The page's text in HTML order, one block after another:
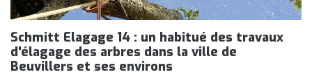
Schmitt Elagage 14 : un habitué des travaux
d'élagage des arbres dans la ville de
Beuvillers et ses environs